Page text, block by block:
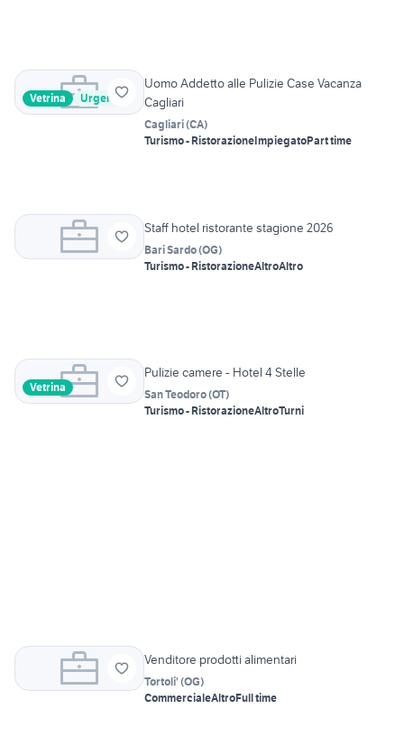
Vetrina Urgente
Uomo Addetto alle Pulizie Case Vacanza
Cagliari
Cagliari(CA)
Turismo - RistorazioneImpiegatoPart time
Staff hotel ristorante stagione 2026
Bari Sardo(OG)
Turismo - RistorazioneAltroAltro
Vetrina
Pulizie camere - Hotel 4 Stelle
San Teodoro(OT)
Turismo - RistorazioneAltroTurni
Venditore prodotti alimentari
Tortoli' (OG)
CommercialeAltroFull time